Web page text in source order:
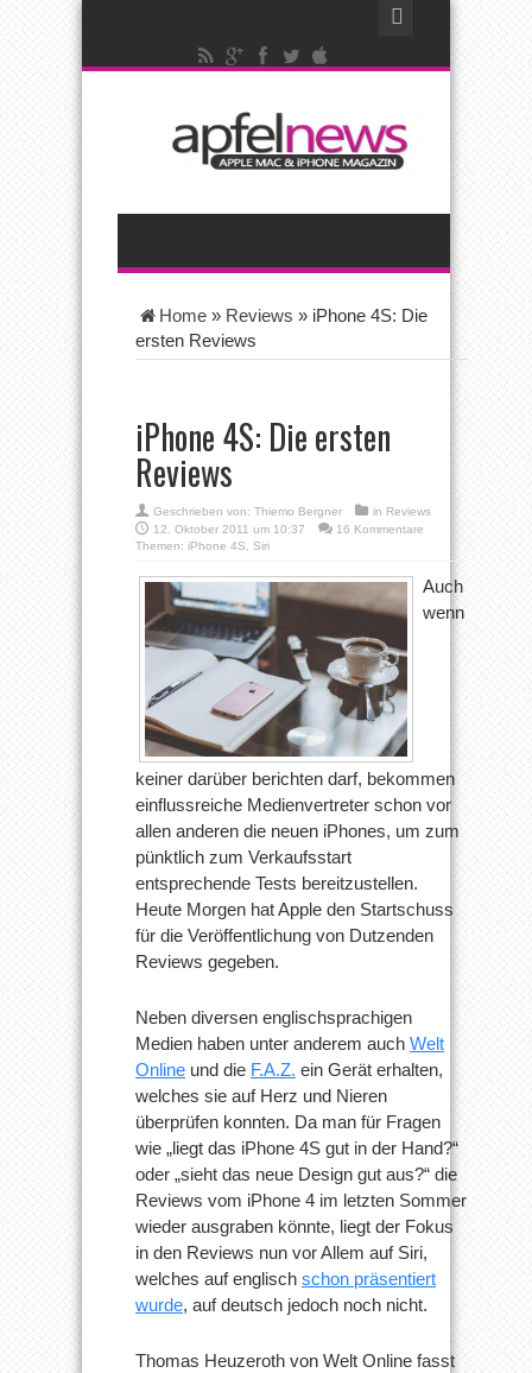
Home » Reviews » iPhone 4S: Die
ersten Reviews
iPhone 4S: Die ersten
Reviews
Geschrieben von: Thiemo Bergner in Reviews
12. Oktober 2011 um 10:37
16 Kommentare
Themen: iPhone 4S Siri
Auch
wenn
keiner darüber berichten darf, bekommen
einflussreiche Medienvertreter schon vor
allen anderen die neuen iPhones, um zum
pünktlich zum Verkaufsstart
entsprechende Tests bereitzustellen.
Heute Morgen hat Apple den Startschuss
für die Veröffentlichung von Dutzenden
Reviews gegeben.
Neben diversen englischsprachigen
Medien haben unter anderem auch Welt
Online und die F.A.Z. ein Gerät erhalten,
welches sie auf Herz und Nieren
überprüfen konnten. Da man für Fragen
wie „liegt das iPhone 4S gut in der Hand?“
oder „sieht das neue Design gut aus?“ die
Reviews vom iPhone 4 im letzten Sommer
wieder ausgraben könnte, liegt der Fokus
in den Reviews nun vor Allem auf Siri,
welches auf englisch schon präsentiert
wurde, auf deutsch jedoch noch nicht.
Thomas Heuzeroth von Welt Online fasst